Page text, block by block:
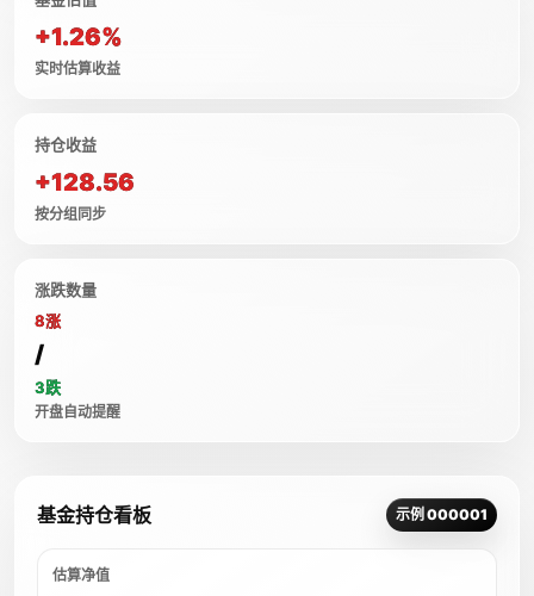
+1.26%
实时估算收益
持仓收益
+128.56
按分组同步
涨跌数量
8涨
/
3跌
开盘自动提醒
基金持仓看板 示例 000001
估算净值